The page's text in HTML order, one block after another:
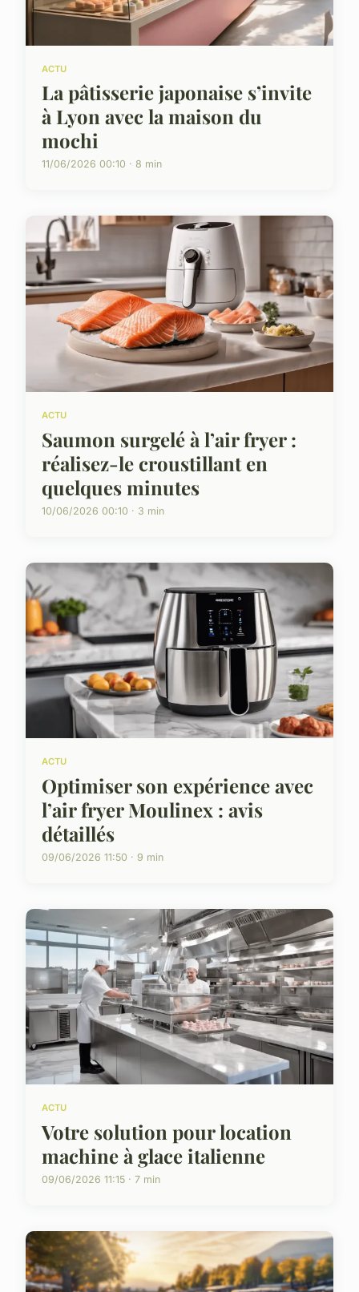
ACTU
La pâtisserie japonaise s’invite
à Lyon avec la maison du
mochi
11/06/2026 00:10 · 8 min
ACTU
Saumon surgelé à l’air fryer :
réalisez-le croustillant en
quelques minutes
10/06/2026 00:10 · 3 min
ACTU
Optimiser son expérience avec
l’air fryer Moulinex : avis
détaillés
09/06/2026 11:50 · 9 min
ACTU
Votre solution pour location
machine à glace italienne
09/06/2026 11:15 · 7 min